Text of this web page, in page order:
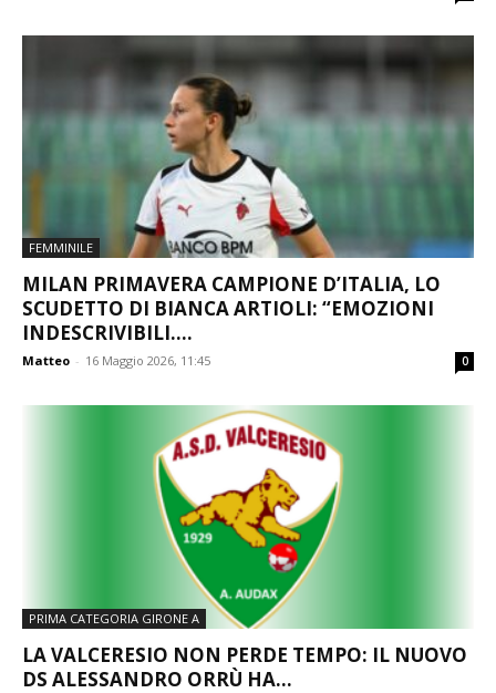
FEMMINILE
MILAN PRIMAVERA CAMPIONE D’ITALIA, LO
SCUDETTO DI BIANCA ARTIOLI: “EMOZIONI
INDESCRIVIBILI....
Matteo - 16 Maggio 2026, 11:45 0
PRIMA CATEGORIA GIRONE A
LA VALCERESIO NON PERDE TEMPO: IL NUOVO
DS ALESSANDRO ORRÙ HA...